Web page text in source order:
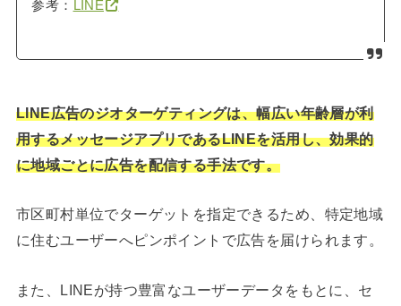
参考： LINE
LINE広告のジオターゲティングは、幅広い年齢層が利
用するメッセージアプリであるLINEを活用し、効果的
に地域ごとに広告を配信する手法です。
市区町村単位でターゲットを指定できるため、特定地域
に住むユーザーへピンポイントで広告を届けられます。
また、LINEが持つ豊富なユーザーデータをもとに、セ